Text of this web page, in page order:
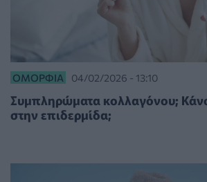
ΟΜΟΡΦΙΆ 04/02/2026 - 13:10
Συμπληρώματα κολλαγόνου;
στην επιδερμίδα;